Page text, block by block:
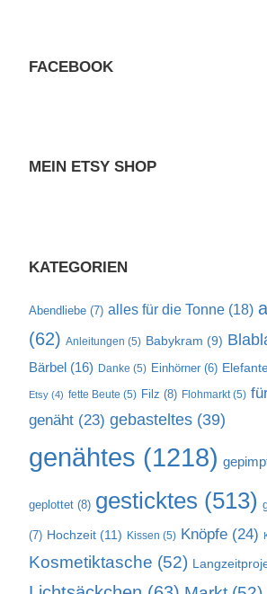
FACEBOOK
MEIN ETSY SHOP
KATEGORIEN
Abendliebe(7) alles für die Tonne(18)
(62) Anleitungen (5) Babykram (9)
Bärbel(16) Danke (5) Einhörner(6)
Etsy(4) fette Beute (5) Filz (8) Flohmarkt(5)
genäht(23) gebasteltes(39)
genähtes (1218)
geplottet(8) gesticktes (513)
(7) Hochzeit(11) Kissen (5) Knöpfe(24)
Kosmetiktasche (52)